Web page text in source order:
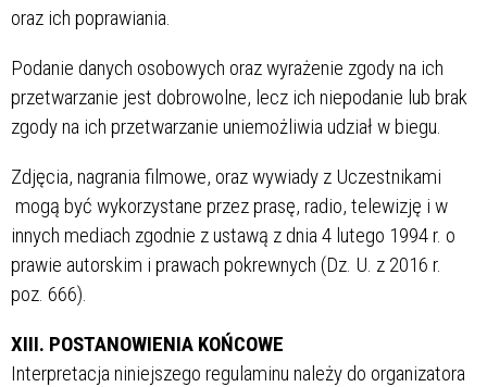
oraz ich poprawiania.
Podanie danych osobowych oraz wyrażenie zgody na ich
przetwarzanie jest dobrowolne, lecz ich niepodanie lub brak
zgody na ich przetwarzanie uniemożliwia udział w biegu.
Zdjęcia, nagrania filmowe, oraz wywiady z Uczestnikami
mogą być wykorzystane przez prasę, radio, telewizję i w
innych mediach zgodnie z ustawą z dnia 4 lutego 1994 r. o
prawie autorskim i prawach pokrewnych (Dz. U. z 2016 r.
poz. 666).
XIII. POSTANOWIENIA KOŃCOWE
Interpretacja niniejszego regulaminu należy do organizatora